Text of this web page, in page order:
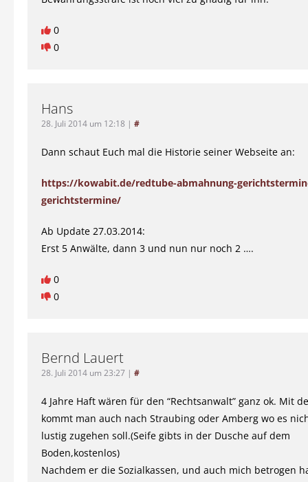
0
0
Hans
28. Juli 2014 um 12:18 | #
Dann schaut Euch mal die Historie seiner Webseite an:
https://kowabit.de/redtube-abmahnung-
gerichtstermine/
Ab Update 27.03.2014:
Erst 5 Anwälte, dann 3 und nun nur noch 2 ….
0
0
Bernd Lauert
28. Juli 2014 um 23:27 | #
4 Jahre Haft wären für den “Rechtsanwalt” ganz ok. Mit
kommt man auch nach Straubing oder Amberg wo es
lustig zugehen soll.(Seife gibts in der Dusche auf dem
Boden,kostenlos)
Nachdem er die Sozialkassen, und auch mich betrogen